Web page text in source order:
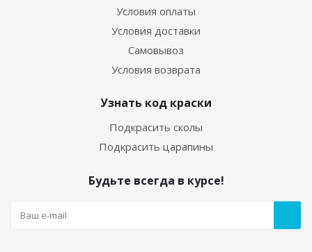
Условия оплаты
Условия доставки
Самовывоз
Условия возврата
Узнать код краски
Подкрасить сколы
Подкрасить царапины
Будьте всегда в курсе!